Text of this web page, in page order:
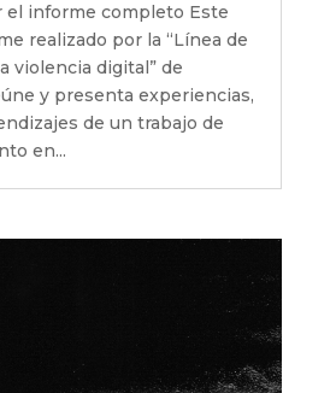
el informe completo Este
realizado por la “Línea de
violencia digital” de
y presenta experiencias,
de un trabajo de
en...